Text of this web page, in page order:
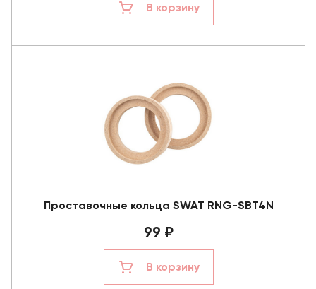
В корзину
Проставочные кольца SWAT RNG-SBT4N
99 ₽
В корзину